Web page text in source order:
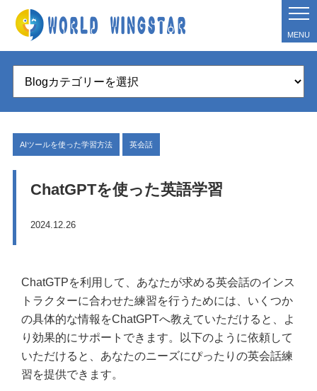
MENU
AIツールを使った学習方法 英会話
ChatGPTを使った英語学習
2024.12.26
ChatGTPを利用して、あなたが求める英会話のインス
トラクターに合わせた練習を行うためには、いくつか
の具体的な情報をChatGPTへ教えていただけると、よ
り効果的にサポートできます。以下のように依頼して
いただけると、あなたのニーズにぴったりの英会話練
習を提供できます。